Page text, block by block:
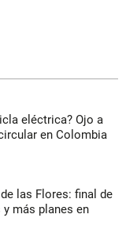
eléctrica? Ojo a
en Colombia
las Flores: final de
más planes en